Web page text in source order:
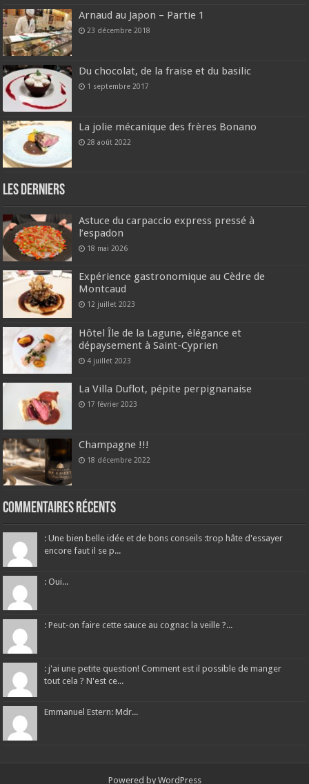
Arnaud au Japon – Partie 1
23 décembre 2018
Du chocolat, de la fraise et du basilic
1 septembre 2017
La jolie mécanique des frères Bonano
28 août 2022
Les derniers
Astuce du carpaccio express pressé à
l’espadon
18 mai 2026
Expérience gastronomique au Cèdre de
Montcaud
12 juillet 2023
Hôtel Île de la Lagune, élégance et
dépaysement à Saint-Cyprien
4 juillet 2023
La Villa Duflot, pépite perpignanaise
17 février 2023
Champagne !!!
18 décembre 2022
Commentaires récents
: Une bien belle idée et de bons conseils :trop hâte d'essayer
encore faut il se p...
: Oui...
: Peut-on faire cette sauce au cognac la veille ?...
: j'ai une petite question! Comment est il possible de manger
tout cela ? N'est ce...
Emmanuel Estern: Mdr...
Powered by WordPress